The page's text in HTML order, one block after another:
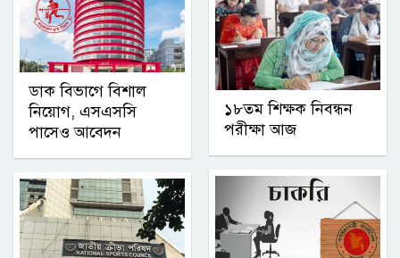
ডাক বিভাগে বিশাল
নিয়োগ, এসএসসি
পাসেও আবেদন
১৮তম শিক্ষক নিবন্ধন
পরীক্ষা আজ